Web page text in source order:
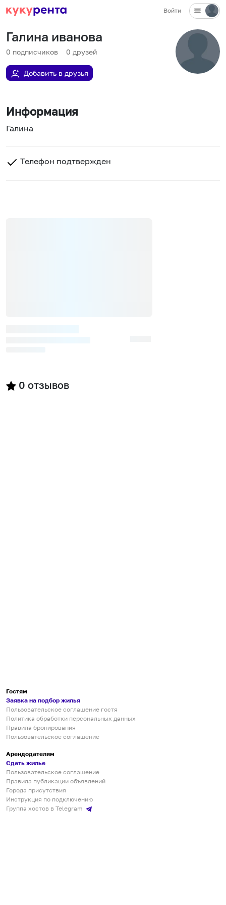
Войти
Галина иванова
0 подписчиков 0 друзей
Добавить в друзья
Информация
Галина
Телефон подтвержден
0 отзывов
Гостям
Заявка на подбор жилья
Пользовательское соглашение гостя
Политика обработки персональных данных
Правила бронирования
Пользовательское соглашение
Арендодателям
Сдать жилье
Пользовательское соглашение
Правила публикации объявлений
Города присутствия
Инструкция по подключению
Группа хостов в Telegram